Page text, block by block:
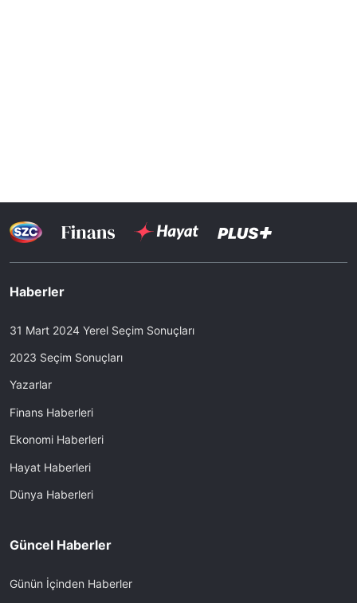
Haberler
31 Mart 2024 Yerel Seçim Sonuçları
2023 Seçim Sonuçları
Yazarlar
Finans Haberleri
Ekonomi Haberleri
Hayat Haberleri
Dünya Haberleri
Güncel Haberler
Günün İçinden Haberler